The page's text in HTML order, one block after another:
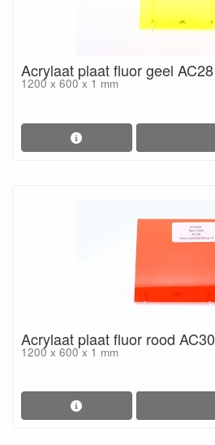
Acrylaat plaat fluor geel AC28
1200 x 600 x 1 mm
Acrylaat plaat fluor rood AC30
1200 x 600 x 1 mm